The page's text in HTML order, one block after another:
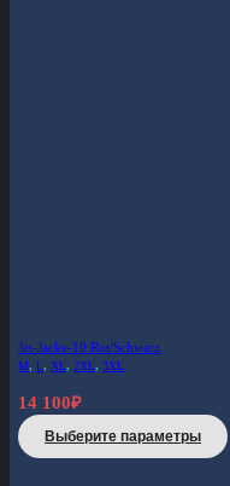
Jet-Jacke-10 Rot/Schwarz
M,L,XL,2XL,3XL
14 100₽
Выберите параметры